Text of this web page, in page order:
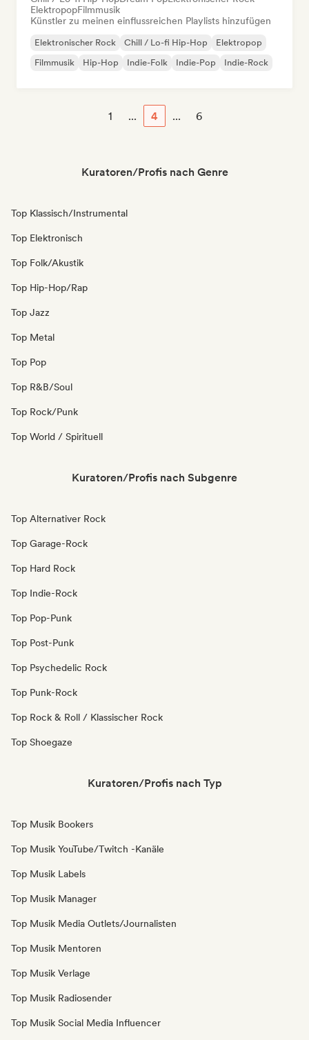
ElektropopFilmmusik
Künstler zu meinen einflussreichen Playlists hinzufügen
Elektronischer Rock Chill / Lo-fi Hip-Hop
Elektropop
Filmmusik
Hip-Hop Indie-Folk Indie-Pop Indie-Rock
1 ... 4 ... 6
Kuratoren/Profis nach Genre
Top Klassisch/Instrumental
Top Elektronisch
Top Folk/Akustik
Top Hip-Hop/Rap
Top Jazz
Top Metal
Top Pop
Top R&B/Soul
Top Rock/Punk
Top World / Spirituell
Kuratoren/Profis nach Subgenre
Top Alternativer Rock
Top Garage-Rock
Top Hard Rock
Top Indie-Rock
Top Pop-Punk
Top Post-Punk
Top Psychedelic Rock
Top Punk-Rock
Top Rock & Roll / Klassischer Rock
Top Shoegaze
Kuratoren/Profis nach Typ
Top Musik Bookers
Top Musik YouTube/Twitch -Kanäle
Top Musik Labels
Top Musik Manager
Top Musik Media Outlets/Journalisten
Top Musik Mentoren
Top Musik Verlage
Top Musik Radiosender
Top Musik Social Media Influencer